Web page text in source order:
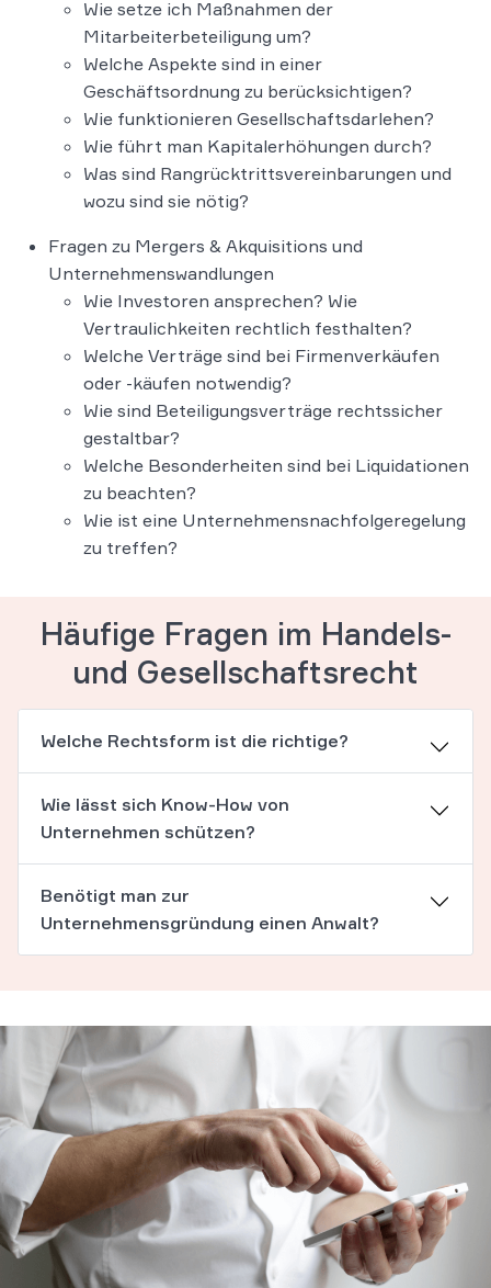
Wie setze ich Maßnahmen der
Mitarbeiterbeteiligung um?
Welche Aspekte sind in einer
Geschäftsordnung zu berücksichtigen?
Wie funktionieren Gesellschaftsdarlehen?
Wie führt man Kapitalerhöhungen durch?
Was sind Rangrücktrittsvereinbarungen und
wozu sind sie nötig?
Fragen zu Mergers & Akquisitions und
Unternehmenswandlungen
Wie Investoren ansprechen? Wie
Vertraulichkeiten rechtlich festhalten?
Welche Verträge sind bei Firmenverkäufen
oder -käufen notwendig?
Wie sind Beteiligungsverträge rechtssicher
gestaltbar?
Welche Besonderheiten sind bei Liquidationen
zu beachten?
Wie ist eine Unternehmensnachfolgeregelung
zu treffen?
Häufige Fragen im Handels-
und Gesellschaftsrecht
Welche Rechtsform ist die richtige?
Wie lässt sich Know-How von
Unternehmen schützen?
Benötigt man zur
Unternehmensgründung einen Anwalt?